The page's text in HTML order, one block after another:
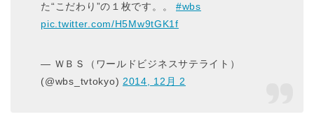
た“こだわり”の１枚です。。 #wbs
pic.twitter.com/H5Mw9tGK1f
— ＷＢＳ（ワールドビジネスサテライト）
(@wbs_tvtokyo) 2014, 12月 2